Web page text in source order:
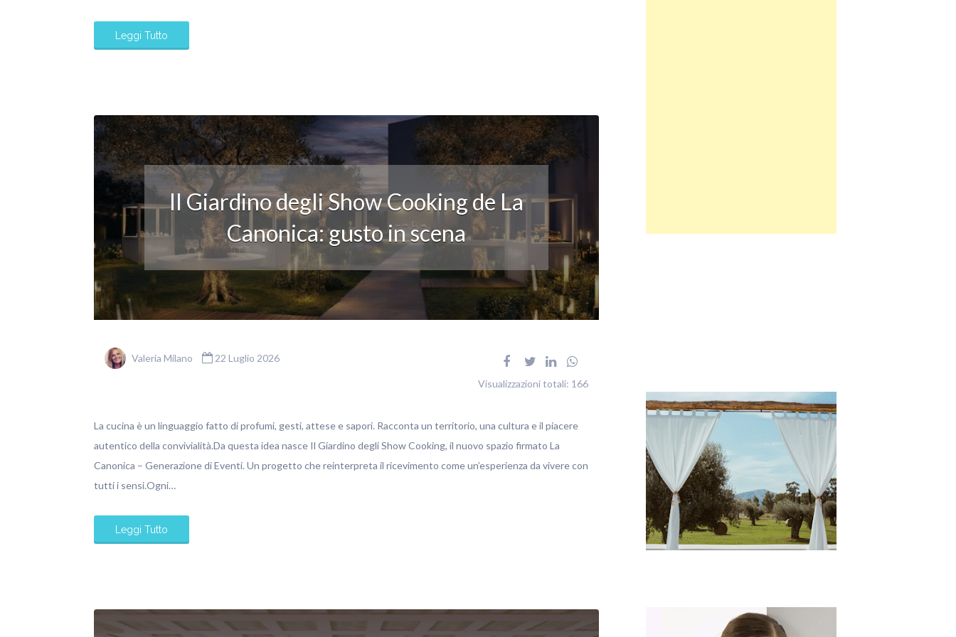
Leggi Tutto
Il Giardino degli Show Cooking de La
Canonica: gusto in scena
Valeria Milano 22 Luglio 2026
Visualizzazioni totali: 166
La cucina è un linguaggio fatto di profumi, gesti, attese e sapori. Racconta un territorio, una cultura e il piacere
autentico della convivialità.Da questa idea nasce Il Giardino degli Show Cooking, il nuovo spazio firmato La
Canonica – Generazione di Eventi. Un progetto che reinterpreta il ricevimento come un’esperienza da vivere con
tutti i sensi.Ogni…
Leggi Tutto